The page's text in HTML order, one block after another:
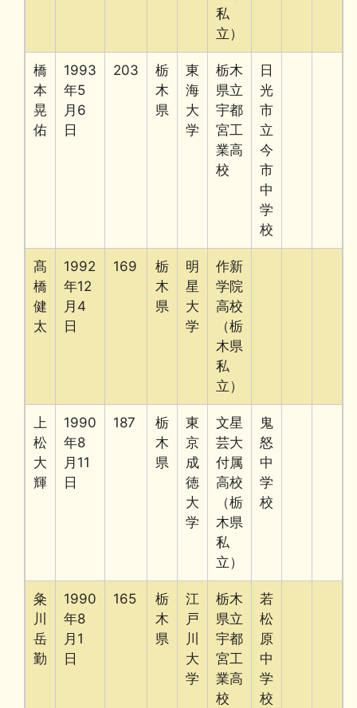
私
立）
橋
本
晃
佑
1993
年5
月6
日
203
栃
木
県
東
海
大
学
栃木
県立
宇都
宮工
業高
校
日
光
市
立
今
市
中
学
校
髙
橋
健
太
1992
年12
月4
日
169
栃
木
県
明
星
大
学
作新
学院
高校
（栃
木県
私
立）
上
松
大
輝
1990
年8
月11
日
187
栃
木
県
東
京
成
徳
大
学
文星
芸大
付属
高校
（栃
木県
私
立）
鬼
怒
中
学
校
粂
川
岳
勤
1990
年8
月1
日
165
栃
木
県
江
戸
川
大
学
栃木
県立
宇都
宮工
業高
校
若
松
原
中
学
校